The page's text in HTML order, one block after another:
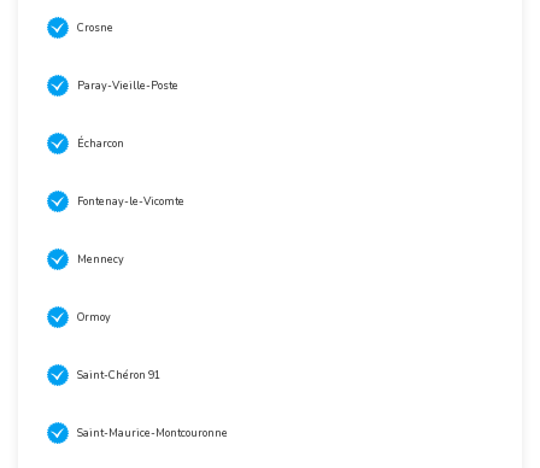
Crosne
Paray-Vieille-Poste
Écharcon
Fontenay-le-Vicomte
Mennecy
Ormoy
Saint-Chéron 91
Saint-Maurice-Montcouronne